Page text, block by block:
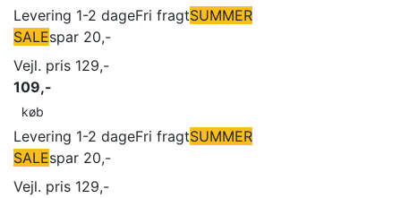
Levering 1-2 dageFri fragtSUMMER
SALEspar 20,-
Vejl. pris 129,-
109,-
køb
Levering 1-2 dageFri fragtSUMMER
SALEspar 20,-
Vejl. pris 129,-